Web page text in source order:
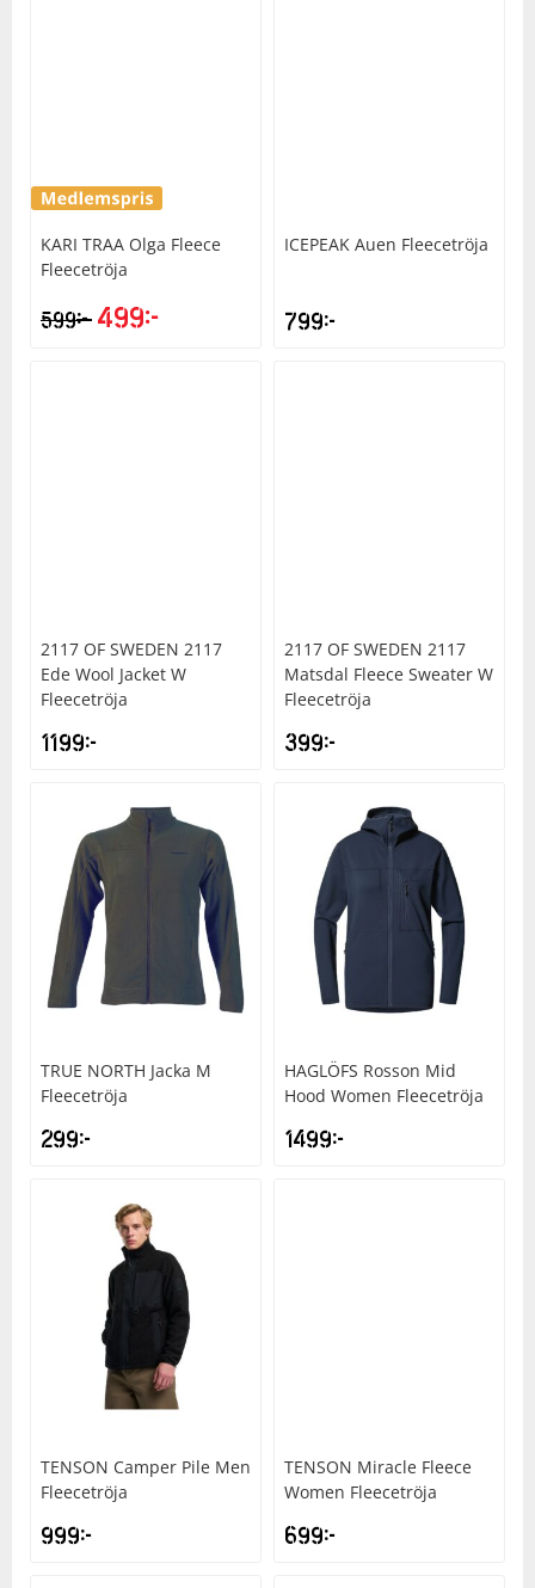
KARI TRAA Olga Fleece
Fleecetröja
599kr 499kr
ICEPEAK Auen Fleecetröja
799kr
2117 OF SWEDEN 2117
Ede Wool Jacket W
Fleecetröja
1199kr
2117 OF SWEDEN 2117
Matsdal Fleece Sweater W
Fleecetröja
399kr
TRUE NORTH Jacka M
Fleecetröja
299kr
HAGLÖFS Rosson Mid
Hood Women Fleecetröja
1499kr
TENSON Camper Pile Men
Fleecetröja
999kr
TENSON Miracle Fleece
Women Fleecetröja
699kr